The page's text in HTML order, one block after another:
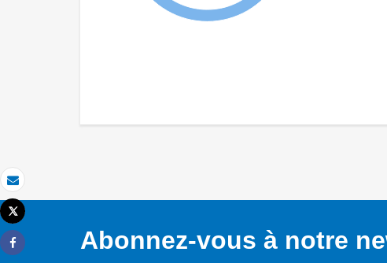
Email
Imprimer
Tweet
Share
Abonnez-vous à notre